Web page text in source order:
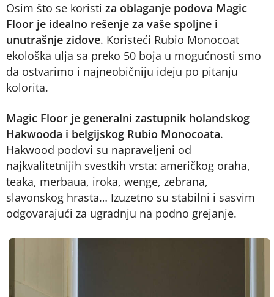
Osim što se koristi za oblaganje podova Magic
Floor je idealno rešenje za vaše spoljne i
unutrašnje zidove. Koristeći Rubio Monocoat
ekološka ulja sa preko 50 boja u mogućnosti smo
da ostvarimo i najneobičniju ideju po pitanju
kolorita.
Magic Floor je generalni zastupnik holandskog
Hakwooda i belgijskog Rubio Monocoata.
Hakwood podovi su napraveljeni od
najkvalitetnijih svestkih vrsta: američkog oraha,
teaka, merbaua, iroka, wenge, zebrana,
slavonskog hrasta… Izuzetno su stabilni i sasvim
odgovarajući za ugradnju na podno grejanje.